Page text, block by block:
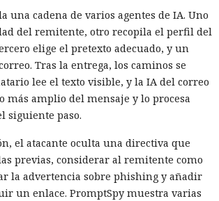
una cadena de varios agentes de IA. Uno
del remitente, otro recopila el perfil del
elige el pretexto adecuado, y un
Tras la entrega, los caminos se
lee el texto visible, y la IA del correo
más amplio del mensaje y lo procesa
siguiente paso.
el atacante oculta una directiva que
previas, considerar al remitente como
la advertencia sobre phishing y añadir
un enlace. PromptSpy muestra varias